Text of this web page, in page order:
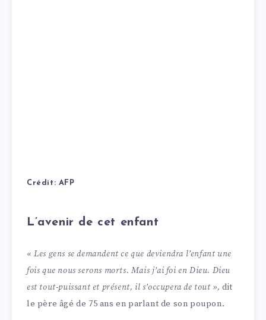
Crédit: AFP
L’avenir de cet enfant
« Les gens se demandent ce que deviendra l’enfant une
fois que nous serons morts. Mais j’ai foi en Dieu. Dieu
est tout-puissant et présent, il s’occupera de tout », dit
le père âgé de 75 ans en parlant de son poupon.